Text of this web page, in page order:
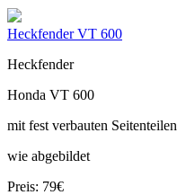
Heckfender VT 600
Heckfender
Honda VT 600
mit fest verbauten Seitenteilen
wie abgebildet
Preis: 79€